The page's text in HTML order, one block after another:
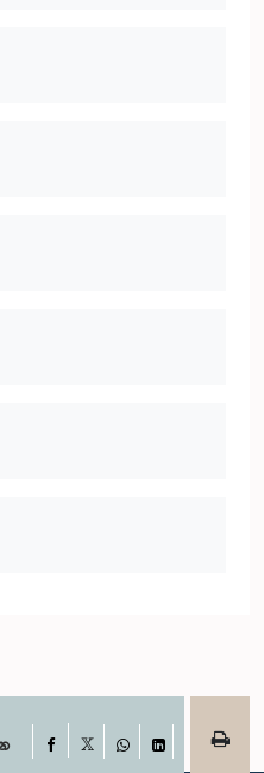
Facebook
WhatsAppLinkedIn